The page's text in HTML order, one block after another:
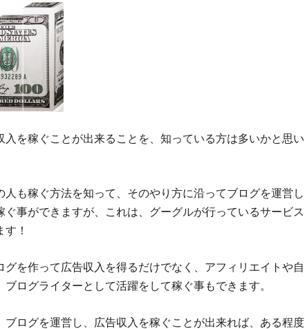
入を稼ぐことが出来ることを、知っている方は多いかと思い
も稼ぐ方法を知って、そのやり方に沿ってブログを運営し
ぐ事ができますが、これは、グーグルが行っているサービス
！
を作って広告収入を得るだけでなく、アフィリエイトや自
ログライターとして活躍をして稼ぐ事もできます。
ブログを運営し、広告収入を稼ぐことが出来れば、ある程度